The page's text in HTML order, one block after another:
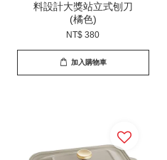
料設計大獎站立式刨刀
(橘色)
NT$ 380
加入購物車